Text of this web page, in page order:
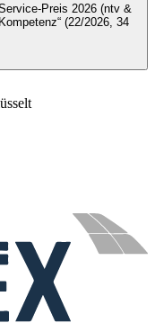
Preis 2026 (ntv &
(22/2026, 34